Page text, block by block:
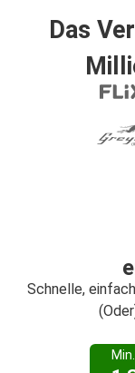
Das
Schnelle,